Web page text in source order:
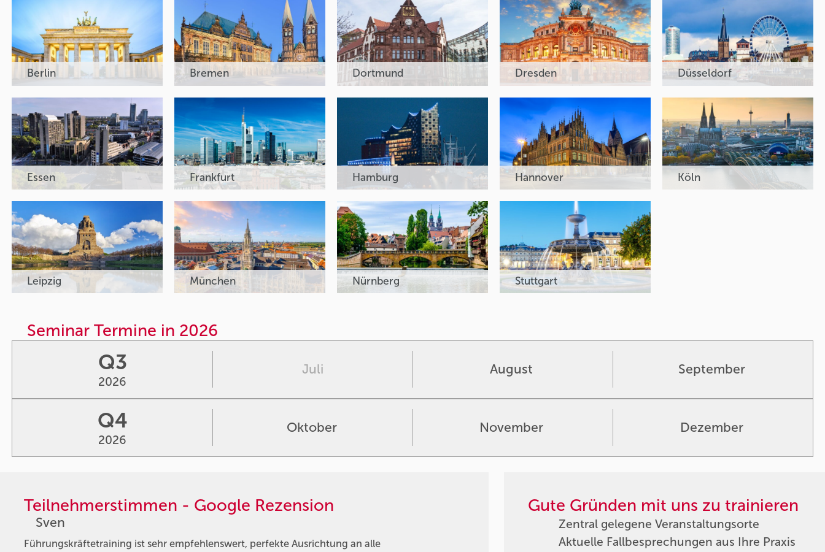
Teilnehmerstimmen - Google Rezension
Sven
Führungskräftetraining ist sehr empfehlenswert, perfekte Ausrichtung an alle
Gute Gründen mit uns zu trainieren
Zentral gelegene Veranstaltungsorte
Aktuelle Fallbesprechungen aus Ihre Praxis
Berlin Bremen Dortmund Dresden Düsseldorf
Essen Frankfurt Hamburg Hannover Köln
Leipzig München Nürnberg Stuttgart
Seminar Termine in 2026
Q3
2026
Juli August September
Q4
2026
Oktober November Dezember